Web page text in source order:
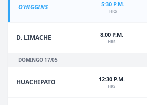
O'HIGGINS 5:30 P.M.
HRS
D. LIMACHE 8:00 P.M.
HRS
DOMINGO 17/05
HUACHIPATO 12:30 P.M.
HRS